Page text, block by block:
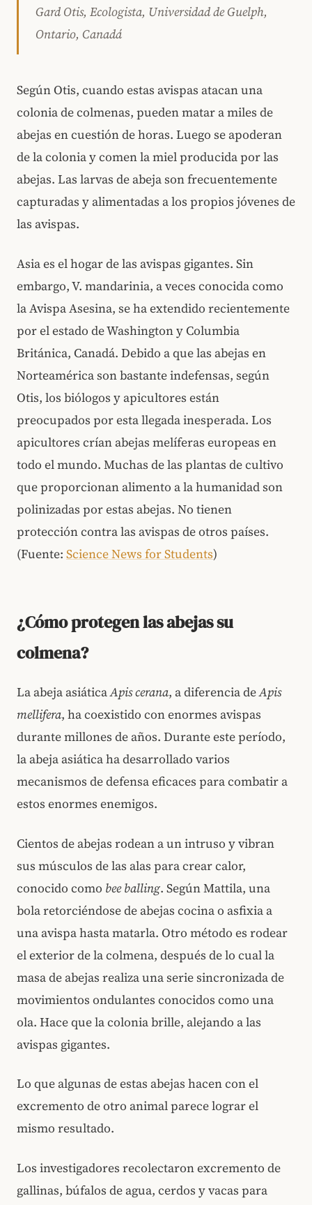
Gard Otis, Ecologista, Universidad de Guelph,
Ontario, Canadá
Según Otis, cuando estas avispas atacan una
colonia de colmenas, pueden matar a miles de
abejas en cuestión de horas. Luego se apoderan
de la colonia y comen la miel producida por las
abejas. Las larvas de abeja son frecuentemente
capturadas y alimentadas a los propios jóvenes de
las avispas.
Asia es el hogar de las avispas gigantes. Sin
embargo, V. mandarinia, a veces conocida como
la Avispa Asesina, se ha extendido recientemente
por el estado de Washington y Columbia
Británica, Canadá. Debido a que las abejas en
Norteamérica son bastante indefensas, según
Otis, los biólogos y apicultores están
preocupados por esta llegada inesperada. Los
apicultores crían abejas melíferas europeas en
todo el mundo. Muchas de las plantas de cultivo
que proporcionan alimento a la humanidad son
polinizadas por estas abejas. No tienen
protección contra las avispas de otros países.
(Fuente: Science News for Students)
¿Cómo protegen las abejas su
colmena?
La abeja asiáticaApis cerana, a diferencia deApis
mellifera, ha coexistido con enormes avispas
durante millones de años. Durante este período,
la abeja asiática ha desarrollado varios
mecanismos de defensa eficaces para combatir a
estos enormes enemigos.
Cientos de abejas rodean a un intruso y vibran
sus músculos de las alas para crear calor,
conocido como bee balling. Según Mattila, una
bola retorciéndose de abejas cocina o asfixia a
una avispa hasta matarla. Otro método es rodear
el exterior de la colmena, después de lo cual la
masa de abejas realiza una serie sincronizada de
movimientos ondulantes conocidos como una
ola. Hace que la colonia brille, alejando a las
avispas gigantes.
Lo que algunas de estas abejas hacen con el
excremento de otro animal parece lograr el
mismo resultado.
Los investigadores recolectaron excremento de
gallinas, búfalos de agua, cerdos y vacas para